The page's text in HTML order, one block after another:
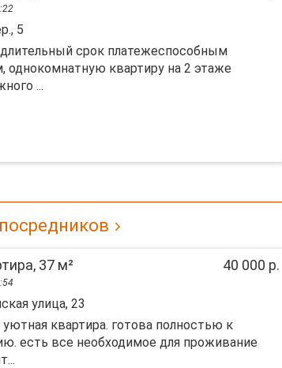
5
срок платежеспособным
однокомнатную квартиру на 2 этаже
...
37 м² 40 000 р.
улица, 23
квартира. готова полностью к
есть все необходимое для проживание